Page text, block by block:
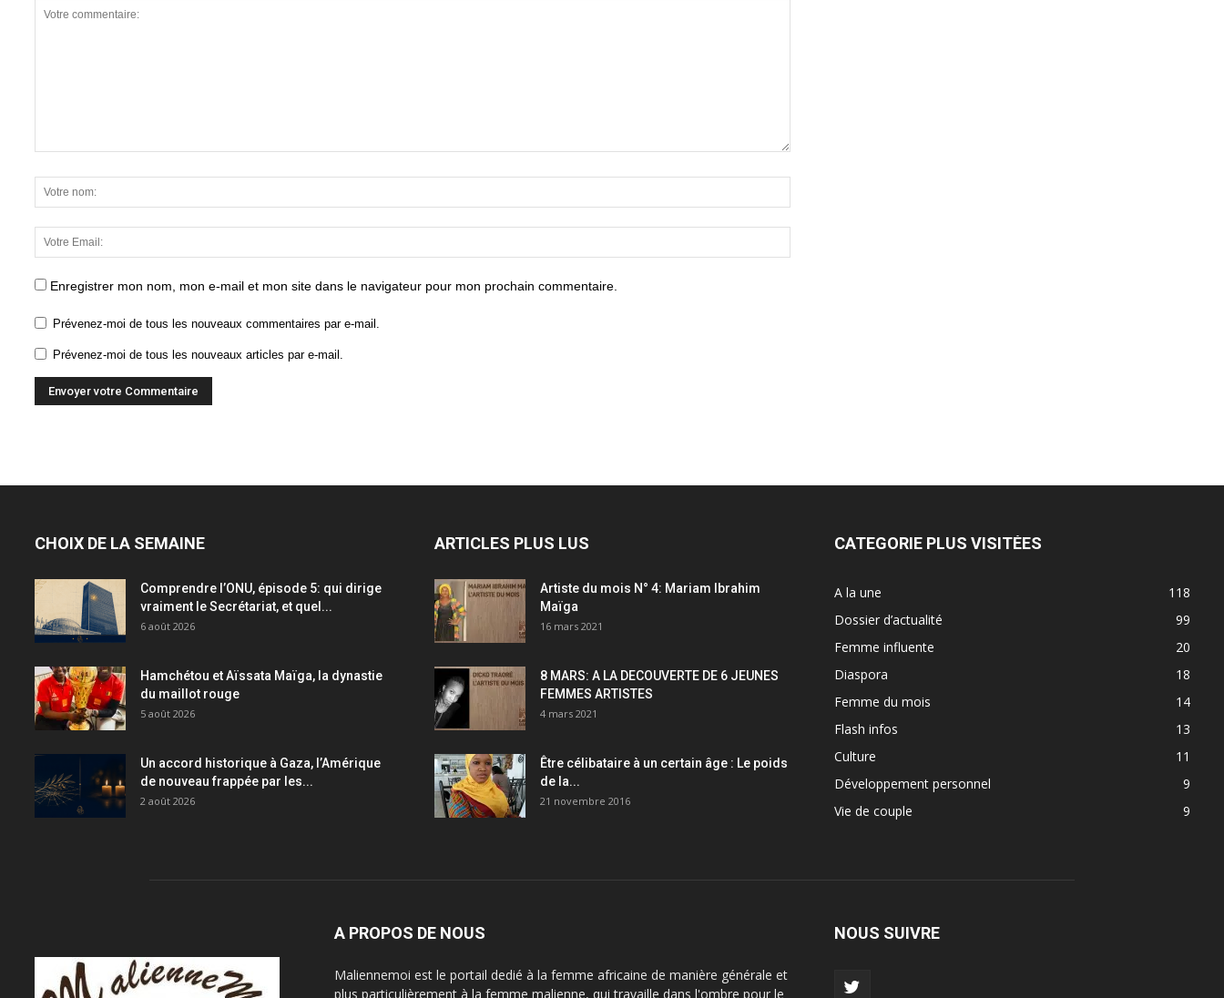
Enregistrer mon nom, mon e-mail et mon site dans le navigateur pour mon prochain commentaire.
Prévenez-moi de tous les nouveaux commentaires par e-mail.
Prévenez-moi de tous les nouveaux articles par e-mail.
CHOIX DE LA SEMAINE
Comprendre l’ONU, épisode 5: qui dirige
vraiment le Secrétariat, et quel...
6 août 2026
Hamchétou et Aïssata Maïga, la dynastie
du maillot rouge
5 août 2026
Un accord historique à Gaza, l’Amérique
de nouveau frappée par les...
2 août 2026
ARTICLES PLUS LUS
Artiste du mois N° 4: Mariam Ibrahim
Maïga
16 mars 2021
8 MARS: A LA DECOUVERTE DE 6 JEUNES
FEMMES ARTISTES
4 mars 2021
Être célibataire à un certain âge : Le poids
de la...
21 novembre 2016
CATEGORIE PLUS VISITÉES
A la une
118
Dossier d’actualité
99
Femme influente
20
Diaspora
18
Femme du mois
14
Flash infos
13
Culture
11
Développement personnel
9
Vie de couple
9
A PROPOS DE NOUS
Maliennemoi est le portail dedié à la femme africaine de manière générale et
plus particulièrement à la femme malienne, qui travaille dans l'ombre pour le
NOUS SUIVRE